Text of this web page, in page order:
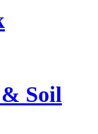
& Soil